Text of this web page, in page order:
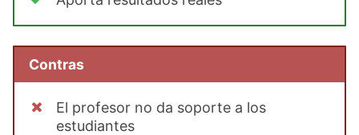
Contras
El profesor no da soporte a los
estudiantes